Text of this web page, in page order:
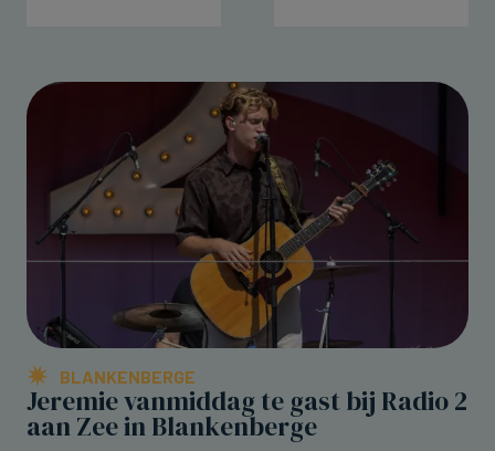
BLANKENBERGE
Jeremie vanmiddag te gast bij Radio 2
aan Zee in Blankenberge